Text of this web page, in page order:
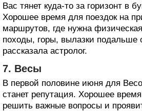
Вас тянет куда-то за горизонт в
Хорошее время для поездок на
маршрутов, где нужна
походы, горы, вылазки подальше
рассказала астролог.
7. Весы
В первой половине июня для
станет репутация. Хорошее
решить важные вопросы и